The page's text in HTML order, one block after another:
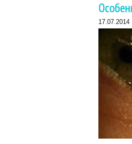
17.07.2014